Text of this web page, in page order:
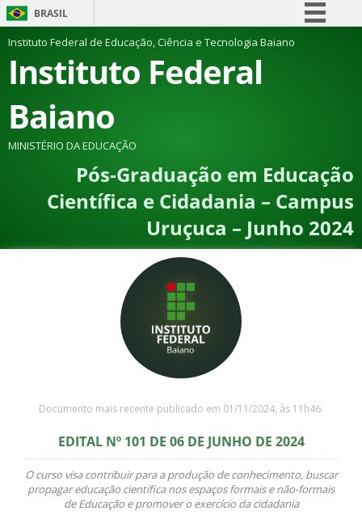
BRASIL
Simplifique!
Comunica BR
Canais
Instituto Federal de Educação, Ciência e Tecnologia Baiano
Instituto Federal
Baiano
MINISTÉRIO DA EDUCAÇÃO
Pós-Graduação em Educação
Científica e Cidadania – Campus
Uruçuca – Junho 2024
Documento mais recente publicado em 01/11/2024, às 11h46.
EDITAL Nº 101 DE 06 DE JUNHO DE 2024
O curso visa contribuir para a produção de conhecimento, buscar
propagar educação científica nos espaços formais e não-formais
de Educação e promover o exercício da cidadania